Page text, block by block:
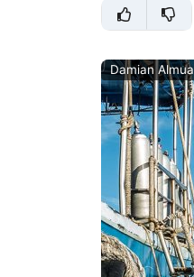
Damian Almua